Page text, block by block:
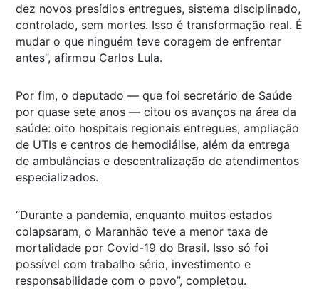
dez novos presídios entregues, sistema disciplinado,
controlado, sem mortes. Isso é transformação real. É
mudar o que ninguém teve coragem de enfrentar
antes”, afirmou Carlos Lula.
Por fim, o deputado — que foi secretário de Saúde
por quase sete anos — citou os avanços na área da
saúde: oito hospitais regionais entregues, ampliação
de UTIs e centros de hemodiálise, além da entrega
de ambulâncias e descentralização de atendimentos
especializados.
“Durante a pandemia, enquanto muitos estados
colapsaram, o Maranhão teve a menor taxa de
mortalidade por Covid-19 do Brasil. Isso só foi
possível com trabalho sério, investimento e
responsabilidade com o povo”, completou.